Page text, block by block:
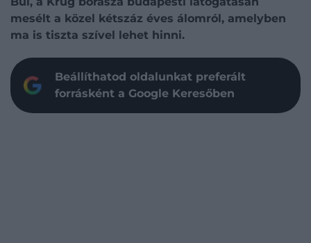
mesélt a közel kétszáz éves álomról, amelyben
ma is tiszta szível lehet hinni.
Beállíthatod oldalunkat preferált
forrásként a Google Keresőben